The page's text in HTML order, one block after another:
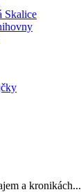
Skalice
a kronikách...